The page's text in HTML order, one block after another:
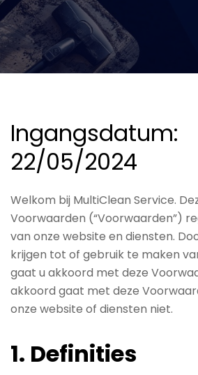
Ingangsdatum:
22/05/2024
Welkom bij MultiClean Service.
Voorwaarden (“Voorwaarden”)
van onze website en diensten.
krijgen tot of gebruik te maken
gaat u akkoord met deze
akkoord gaat met deze
onze website of diensten niet.
1. Definities